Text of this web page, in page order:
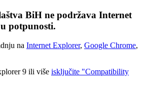
BiH ne podržava Internet
potpunosti.
na Internet Explorer, Google Chrome,
9 ili više isključite "Compatibility